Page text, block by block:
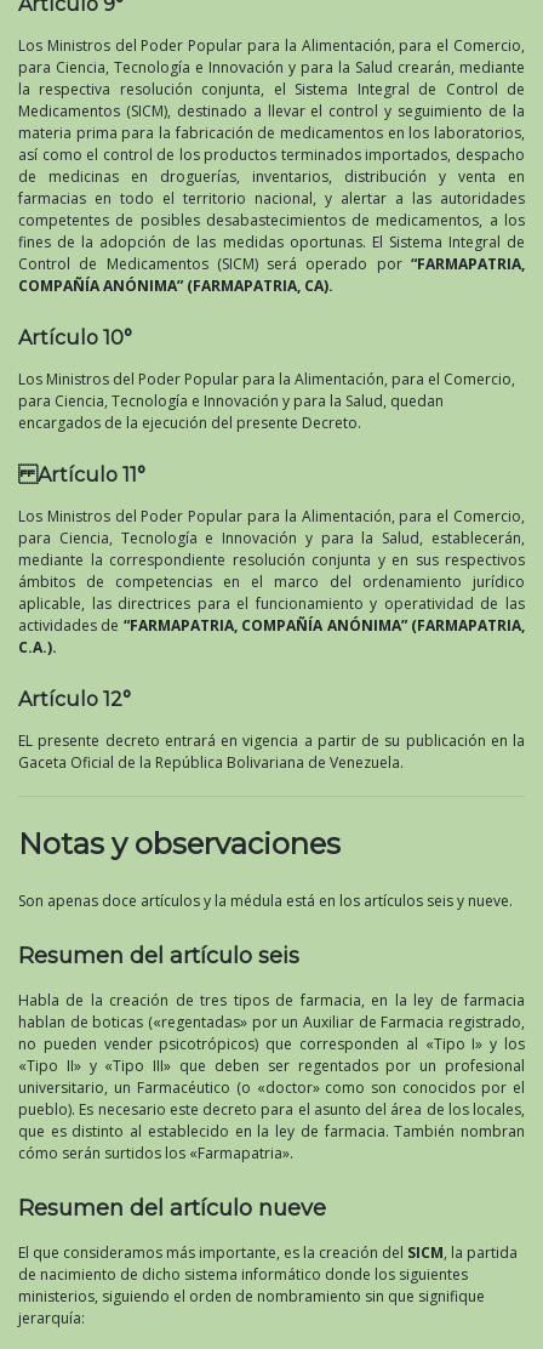
Artículo 9°
Los Ministros del Poder Popular para la Alimentación, para el Comercio,
para Ciencia, Tecnología e Innovación y para la Salud crearán, mediante
la respectiva resolución conjunta, el Sistema Integral de Control de
Medicamentos (SICM), destinado a llevar el control y seguimiento de la
materia prima para la fabricación de medicamentos en los laboratorios,
así como el control de los productos terminados importados, despacho
de medicinas en droguerías, inventarios, distribución y venta en
farmacias en todo el territorio nacional, y alertar a las autoridades
competentes de posibles desabastecimientos de medicamentos, a los
fines de la adopción de las medidas oportunas. El Sistema Integral de
Control de Medicamentos (SICM) será operado por “FARMAPATRIA,
COMPAÑÍA ANÓNIMA” (FARMAPATRIA, CA).
Artículo 10°
Los Ministros del Poder Popular para la Alimentación, para el Comercio,
para Ciencia, Tecnología e Innovación y para la Salud, quedan
encargados de la ejecución del presente Decreto.
Artículo 11°
Los Ministros del Poder Popular para la Alimentación, para el Comercio,
para Ciencia, Tecnología e Innovación y para la Salud, establecerán,
mediante la correspondiente resolución conjunta y en sus respectivos
ámbitos de competencias en el marco del ordenamiento jurídico
aplicable, las directrices para el funcionamiento y operatividad de las
actividades de “FARMAPATRIA, COMPAÑÍA ANÓNIMA” (FARMAPATRIA,
C.A.).
Artículo 12°
EL presente decreto entrará en vigencia a partir de su publicación en la
Gaceta Oficial de la República Bolivariana de Venezuela.
Notas y observaciones
Son apenas doce artículos y la médula está en los artículos seis y nueve.
Resumen del artículo seis
Habla de la creación de tres tipos de farmacia, en la ley de farmacia
hablan de boticas («regentadas» por un Auxiliar de Farmacia registrado,
no pueden vender psicotrópicos) que corresponden al «Tipo I» y los
«Tipo II» y «Tipo III» que deben ser regentados por un profesional
universitario, un Farmacéutico (o «doctor» como son conocidos por el
pueblo). Es necesario este decreto para el asunto del área de los locales,
que es distinto al establecido en la ley de farmacia. También nombran
cómo serán surtidos los «Farmapatria».
Resumen del artículo nueve
El que consideramos más importante, es la creación del SICM, la partida
de nacimiento de dicho sistema informático donde los siguientes
ministerios, siguiendo el orden de nombramiento sin que signifique
jerarquía: